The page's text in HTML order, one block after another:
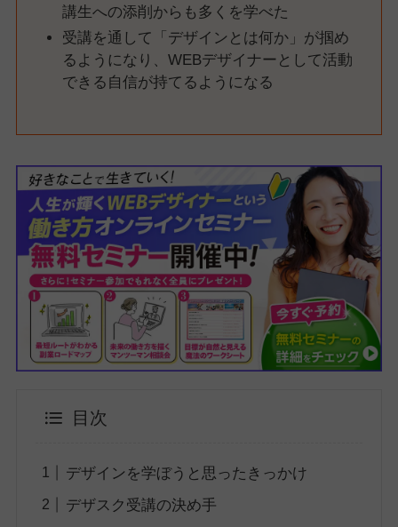
講生への添削からも多くを学べた
受講を通して「デザインとは何か」が掴め
るようになり、WEBデザイナーとして活動
できる自信が持てるようになる
目次
デザインを学ぼうと思ったきっかけ
デザスク受講の決め手